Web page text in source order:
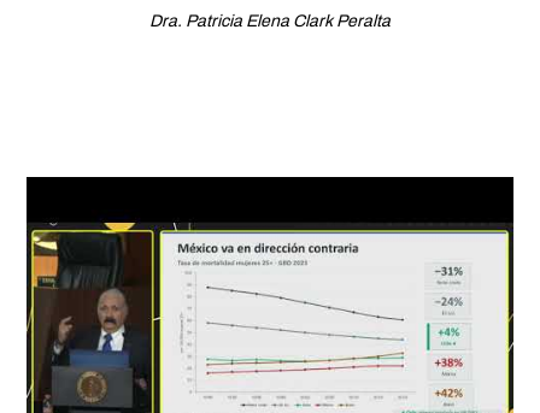
Dra. Patricia Elena Clark Peralta